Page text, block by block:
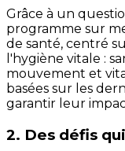
Grâce à un
programme sur
de santé, centré
l'hygiène vitale :
mouvement et
basées sur les
garantir leur
2. Des défis